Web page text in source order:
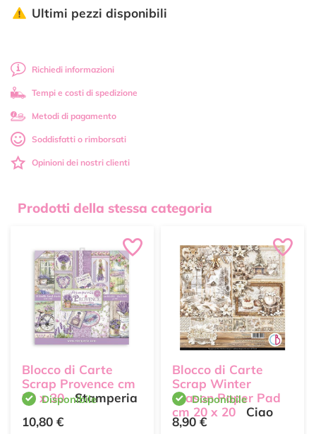
Ultimi pezzi disponibili
Richiedi informazioni
Tempi e costi di spedizione
Metodi di pagamento
Soddisfatti o rimborsati
Opinioni dei nostri clienti
Prodotti della stessa categoria
Blocco di Carte
Scrap Provence cm
30 x 30 Stamperia
Disponibile
10,80 €
Blocco di Carte
Scrap Winter
season Paper Pad
cm 20 x 20
Ciao
Bella
Disponibile
8,90 €